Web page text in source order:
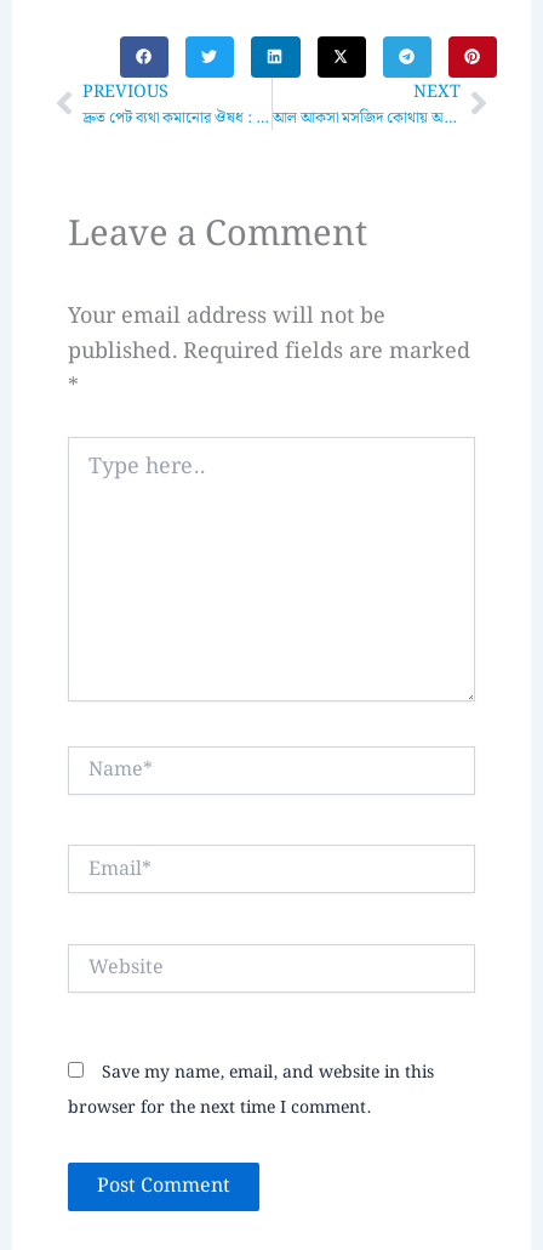
Prev
PREVIOUS
দ্রুত পেট ব্যথা কমানোর ঔষধ : উপকারিতা, প্রকারভেদ এবং কার্যকরী সমাধান
NEXT
আল আকসা মসজিদ কোথায় অবস্থিত? ইতিহাস এবং গুরুত্বপূর্ণ তথ্যNext
Leave a Comment
Your email address will not be
published. Required fields are marked
*
Type
here..
Name*
Email*
Website
Save my name, email, and website in this
browser for the next time I comment.